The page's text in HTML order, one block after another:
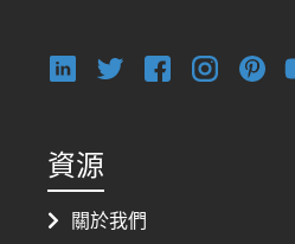
資源
關於我們